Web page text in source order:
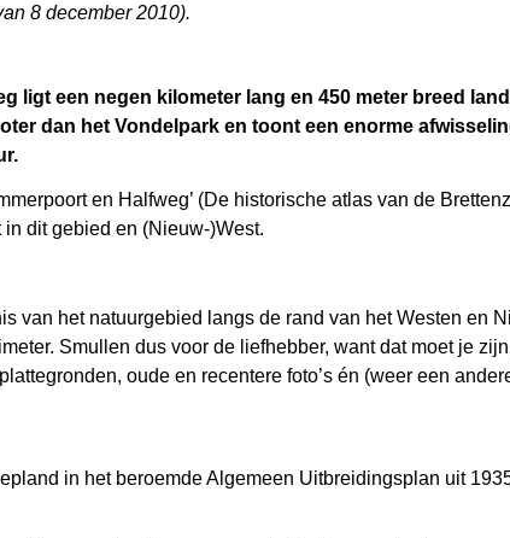
8 december 2010).
ligt een negen kilometer lang en 450 meter breed
dan het Vondelpark en toont een enorme
en Halfweg’ (De historische atlas van de
dit gebied en (Nieuw-)West.
van het natuurgebied langs de rand van het Westen en
Smullen dus voor de liefhebber, want dat moet je
oude en recentere foto’s én (weer een
in het beroemde Algemeen Uitbreidingsplan uit